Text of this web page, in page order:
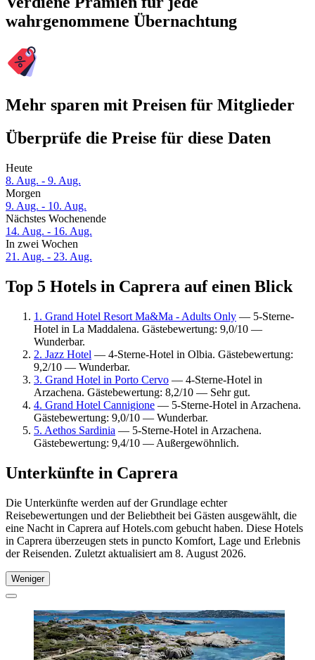
wahrgenommene Übernachtung
Mehr sparen mit Preisen für Mitglieder
Überprüfe die Preise für diese Daten
Heute
8. Aug. - 9. Aug.
Morgen
9. Aug. - 10. Aug.
Nächstes Wochenende
14. Aug. - 16. Aug.
In zwei Wochen
21. Aug. - 23. Aug.
Top 5 Hotels in Caprera auf einen Blick
1. Grand Hotel Resort Ma&Ma - Adults Only — 5-Sterne-
Hotel in La Maddalena. Gästebewertung: 9,0/10 —
Wunderbar.
2. Jazz Hotel — 4-Sterne-Hotel in Olbia. Gästebewertung:
9,2/10 — Wunderbar.
3. Grand Hotel in Porto Cervo — 4-Sterne-Hotel in
Arzachena. Gästebewertung: 8,2/10 — Sehr gut.
4. Grand Hotel Cannigione — 5-Sterne-Hotel in Arzachena.
Gästebewertung: 9,0/10 — Wunderbar.
5. Aethos Sardinia — 5-Sterne-Hotel in Arzachena.
Gästebewertung: 9,4/10 — Außergewöhnlich.
Unterkünfte in Caprera
Die Unterkünfte werden auf der Grundlage echter
Reisebewertungen und der Beliebtheit bei Gästen ausgewählt, die
eine Nacht in Caprera auf Hotels.com gebucht haben. Diese Hotels
in Caprera überzeugen stets in puncto Komfort, Lage und Erlebnis
der Reisenden. Zuletzt aktualisiert am 8. August 2026.
Weniger